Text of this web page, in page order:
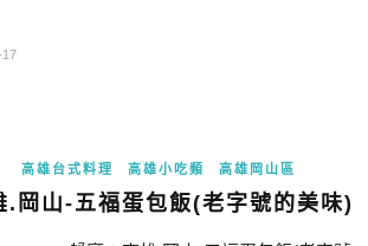
高雄台式料理 高雄小吃類 高雄岡山區
.岡山-五福蛋包飯(老字號的美味)